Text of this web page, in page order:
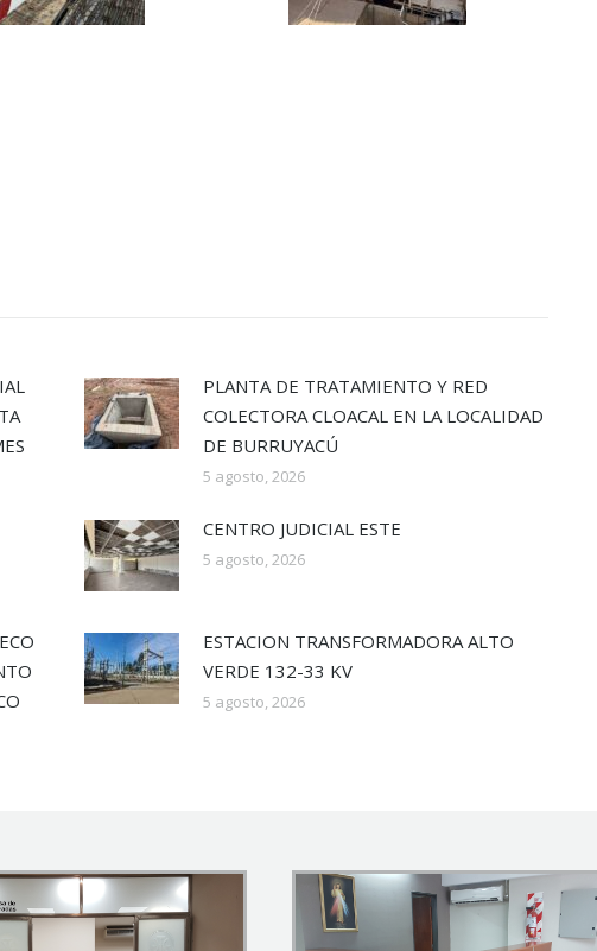
PLANTA DE TRATAMIENTO Y RED
COLECTORA CLOACAL EN LA LOCALIDAD
DE BURRUYACÚ
5 agosto, 2026
CENTRO JUDICIAL ESTE
5 agosto, 2026
ESTACION TRANSFORMADORA ALTO
VERDE 132-33 KV
5 agosto, 2026